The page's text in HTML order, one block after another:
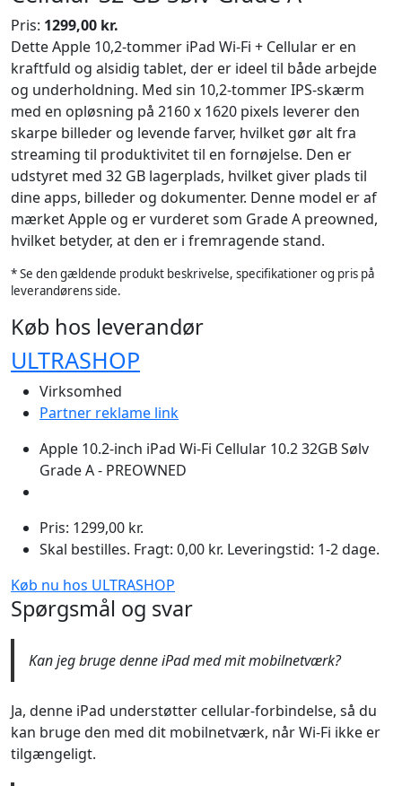
Pris: 1299,00 kr.
Dette Apple 10,2-tommer iPad Wi-Fi + Cellular er en
kraftfuld og alsidig tablet, der er ideel til både arbejde
og underholdning. Med sin 10,2-tommer IPS-skærm
med en opløsning på 2160 x 1620 pixels leverer den
skarpe billeder og levende farver, hvilket gør alt fra
streaming til produktivitet til en fornøjelse. Den er
udstyret med 32 GB lagerplads, hvilket giver plads til
dine apps, billeder og dokumenter. Denne model er af
mærket Apple og er vurderet som Grade A preowned,
hvilket betyder, at den er i fremragende stand.
* Se den gældende produkt beskrivelse, specifikationer og pris på
leverandørens side.
Køb hos leverandør
ULTRASHOP
Virksomhed
Partner reklame link
Apple 10.2-inch iPad Wi-Fi Cellular 10.2 32GB Sølv
Grade A - PREOWNED
Pris: 1299,00 kr.
Skal bestilles. Fragt: 0,00 kr. Leveringstid: 1-2 dage.
Køb nu hos ULTRASHOP
Spørgsmål og svar
Kan jeg bruge denne iPad med mit mobilnetværk?
Ja, denne iPad understøtter cellular-forbindelse, så du
kan bruge den med dit mobilnetværk, når Wi-Fi ikke er
tilgængeligt.